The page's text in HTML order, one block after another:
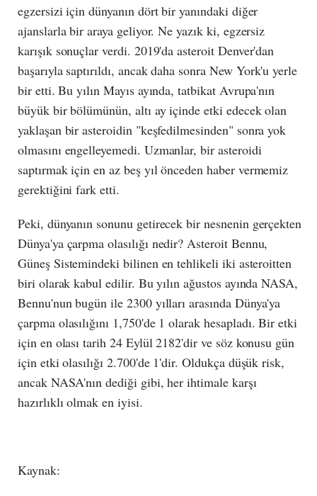
egzersizi için dünyanın dört bir yanındaki diğer
ajanslarla bir araya geliyor. Ne yazık ki, egzersiz
karışık sonuçlar verdi. 2019'da asteroit Denver'dan
başarıyla saptırıldı, ancak daha sonra New York'u yerle
bir etti. Bu yılın Mayıs ayında, tatbikat Avrupa'nın
büyük bir bölümünün, altı ay içinde etki edecek olan
yaklaşan bir asteroidin "keşfedilmesinden" sonra yok
olmasını engelleyemedi. Uzmanlar, bir asteroidi
saptırmak için en az beş yıl önceden haber vermemiz
gerektiğini fark etti.
Peki, dünyanın sonunu getirecek bir nesnenin gerçekten
Dünya'ya çarpma olasılığı nedir? Asteroit Bennu,
Güneş Sistemindeki bilinen en tehlikeli iki asteroitten
biri olarak kabul edilir. Bu yılın ağustos ayında NASA,
Bennu'nun bugün ile 2300 yılları arasında Dünya'ya
çarpma olasılığını 1,750'de 1 olarak hesapladı. Bir etki
için en olası tarih 24 Eylül 2182'dir ve söz konusu gün
için etki olasılığı 2.700'de 1'dir. Oldukça düşük risk,
ancak NASA'nın dediği gibi, her ihtimale karşı
hazırlıklı olmak en iyisi.
Kaynak: